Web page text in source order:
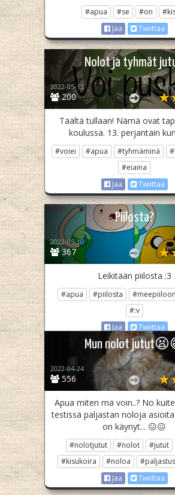
#apua #se #on
Jaa
Twiittaa
Nolot ja tyhmät
200
2022-05-13
Täältä tullaan! Nämä ovat
koulussa. 13. perjantain
#voiei #apua #tyhmäminä
#eiaina
Jaa
Twiittaa
Piilosta?
367
2022-05-10
Leikitään piilosta :3
#apua #piilosta #meepiiloon
#:v
Jaa
Twiittaa
Mun nolot
556
2022-04-24
Apua miten mä voin..? No
testissä paljastan noloja
on käynyt... 😖😖
#nolotjutut #nolot #jutut
#kisukoira
#noloa #paljastus
Jaa
Twiittaa